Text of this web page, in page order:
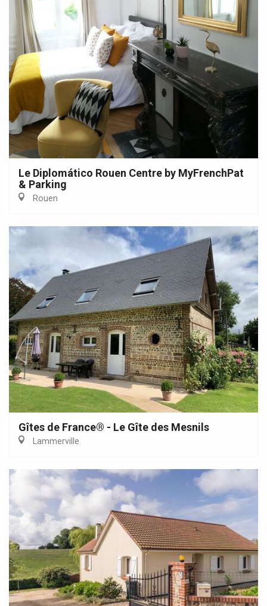
Le Diplomático Rouen Centre by MyFrenchPat
& Parking
Rouen
Gîtes de France® - Le Gîte des Mesnils
Lammerville